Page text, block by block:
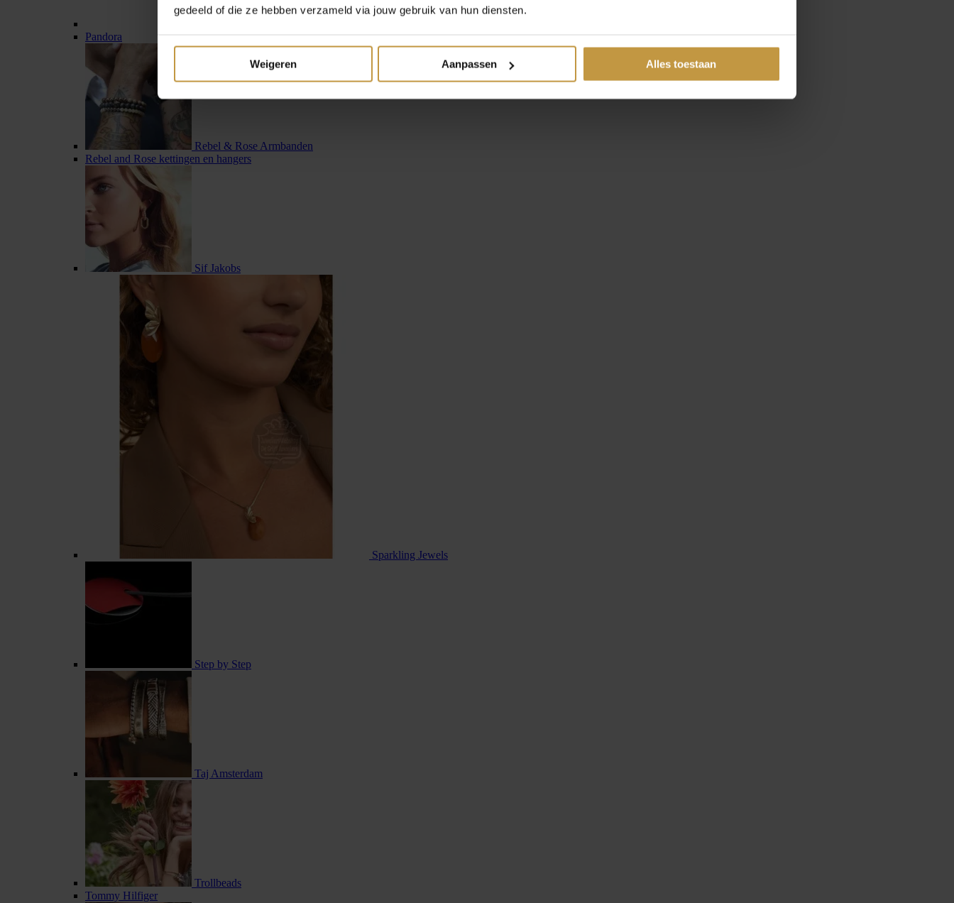
gedeeld of die ze hebben verzameld via jouw gebruik van hun diensten.
Weigeren Aanpassen Alles toestaan
Pandora
Rebel & Rose Armbanden
Rebel and Rose kettingen en hangers
Sif Jakobs
Sparkling Jewels
Step by Step
Taj Amsterdam
Trollbeads
Tommy Hilfiger